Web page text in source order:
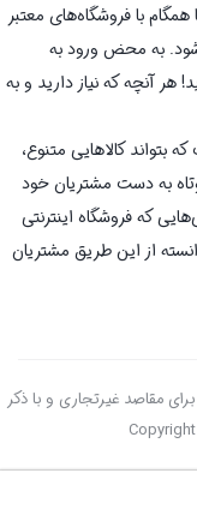
با فروشگاه‌های معتبر
شود. به محض ورود به
هر آنچه که نیاز دارید و به
بتواند کالاهایی متنوع،
به دست مشتریان خود
که فروشگاه اینترنتی
از این طریق مشتریان
مقاصد غیرتجاری و با ذکر